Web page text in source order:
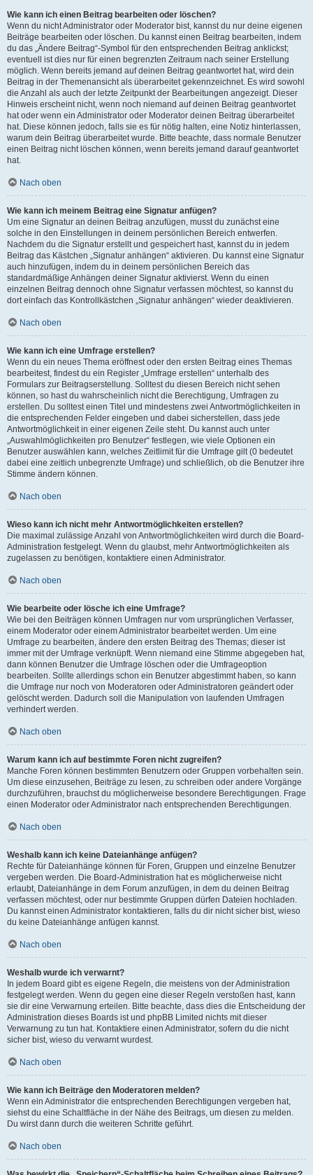
Wie kann ich einen Beitrag bearbeiten oder löschen?
Wenn du nicht Administrator oder Moderator bist, kannst du nur deine eigenen
Beiträge bearbeiten oder löschen. Du kannst einen Beitrag bearbeiten, indem
du das „Ändere Beitrag“-Symbol für den entsprechenden Beitrag anklickst;
eventuell ist dies nur für einen begrenzten Zeitraum nach seiner Erstellung
möglich. Wenn bereits jemand auf deinen Beitrag geantwortet hat, wird dein
Beitrag in der Themenansicht als überarbeitet gekennzeichnet. Es wird sowohl
die Anzahl als auch der letzte Zeitpunkt der Bearbeitungen angezeigt. Dieser
Hinweis erscheint nicht, wenn noch niemand auf deinen Beitrag geantwortet
hat oder wenn ein Administrator oder Moderator deinen Beitrag überarbeitet
hat. Diese können jedoch, falls sie es für nötig halten, eine Notiz hinterlassen,
warum dein Beitrag überarbeitet wurde. Bitte beachte, dass normale Benutzer
einen Beitrag nicht löschen können, wenn bereits jemand darauf geantwortet
hat.
Nach oben
Wie kann ich meinem Beitrag eine Signatur anfügen?
Um eine Signatur an deinen Beitrag anzufügen, musst du zunächst eine
solche in den Einstellungen in deinem persönlichen Bereich entwerfen.
Nachdem du die Signatur erstellt und gespeichert hast, kannst du in jedem
Beitrag das Kästchen „Signatur anhängen“ aktivieren. Du kannst eine Signatur
auch hinzufügen, indem du in deinem persönlichen Bereich das
standardmäßige Anhängen deiner Signatur aktivierst. Wenn du einen
einzelnen Beitrag dennoch ohne Signatur verfassen möchtest, so kannst du
dort einfach das Kontrollkästchen „Signatur anhängen“ wieder deaktivieren.
Nach oben
Wie kann ich eine Umfrage erstellen?
Wenn du ein neues Thema eröffnest oder den ersten Beitrag eines Themas
bearbeitest, findest du ein Register „Umfrage erstellen“ unterhalb des
Formulars zur Beitragserstellung. Solltest du diesen Bereich nicht sehen
können, so hast du wahrscheinlich nicht die Berechtigung, Umfragen zu
erstellen. Du solltest einen Titel und mindestens zwei Antwortmöglichkeiten in
die entsprechenden Felder eingeben und dabei sicherstellen, dass jede
Antwortmöglichkeit in einer eigenen Zeile steht. Du kannst auch unter
„Auswahlmöglichkeiten pro Benutzer“ festlegen, wie viele Optionen ein
Benutzer auswählen kann, welches Zeitlimit für die Umfrage gilt (0 bedeutet
dabei eine zeitlich unbegrenzte Umfrage) und schließlich, ob die Benutzer ihre
Stimme ändern können.
Nach oben
Wieso kann ich nicht mehr Antwortmöglichkeiten erstellen?
Die maximal zulässige Anzahl von Antwortmöglichkeiten wird durch die Board-
Administration festgelegt. Wenn du glaubst, mehr Antwortmöglichkeiten als
zugelassen zu benötigen, kontaktiere einen Administrator.
Nach oben
Wie bearbeite oder lösche ich eine Umfrage?
Wie bei den Beiträgen können Umfragen nur vom ursprünglichen Verfasser,
einem Moderator oder einem Administrator bearbeitet werden. Um eine
Umfrage zu bearbeiten, ändere den ersten Beitrag des Themas; dieser ist
immer mit der Umfrage verknüpft. Wenn niemand eine Stimme abgegeben hat,
dann können Benutzer die Umfrage löschen oder die Umfrageoption
bearbeiten. Sollte allerdings schon ein Benutzer abgestimmt haben, so kann
die Umfrage nur noch von Moderatoren oder Administratoren geändert oder
gelöscht werden. Dadurch soll die Manipulation von laufenden Umfragen
verhindert werden.
Nach oben
Warum kann ich auf bestimmte Foren nicht zugreifen?
Manche Foren können bestimmten Benutzern oder Gruppen vorbehalten sein.
Um diese einzusehen, Beiträge zu lesen, zu schreiben oder andere Vorgänge
durchzuführen, brauchst du möglicherweise besondere Berechtigungen. Frage
einen Moderator oder Administrator nach entsprechenden Berechtigungen.
Nach oben
Weshalb kann ich keine Dateianhänge anfügen?
Rechte für Dateianhänge können für Foren, Gruppen und einzelne Benutzer
vergeben werden. Die Board-Administration hat es möglicherweise nicht
erlaubt, Dateianhänge in dem Forum anzufügen, in dem du deinen Beitrag
verfassen möchtest, oder nur bestimmte Gruppen dürfen Dateien hochladen.
Du kannst einen Administrator kontaktieren, falls du dir nicht sicher bist, wieso
du keine Dateianhänge anfügen kannst.
Nach oben
Weshalb wurde ich verwarnt?
In jedem Board gibt es eigene Regeln, die meistens von der Administration
festgelegt werden. Wenn du gegen eine dieser Regeln verstoßen hast, kann
sie dir eine Verwarnung erteilen. Bitte beachte, dass dies die Entscheidung der
Administration dieses Boards ist und phpBB Limited nichts mit dieser
Verwarnung zu tun hat. Kontaktiere einen Administrator, sofern du die nicht
sicher bist, wieso du verwarnt wurdest.
Nach oben
Wie kann ich Beiträge den Moderatoren melden?
Wenn ein Administrator die entsprechenden Berechtigungen vergeben hat,
siehst du eine Schaltfläche in der Nähe des Beitrags, um diesen zu melden.
Du wirst dann durch die weiteren Schritte geführt.
Nach oben